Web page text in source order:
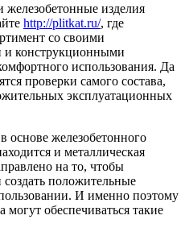
изделия
http://plitkat.ru/, где
со своими
и конструкционными
использования. Да
проверки самого состава,
эксплуатационных
основе железобетонного
и металлическая
на то, чтобы
положительные
И именно поэтому
могут обеспечиваться такие